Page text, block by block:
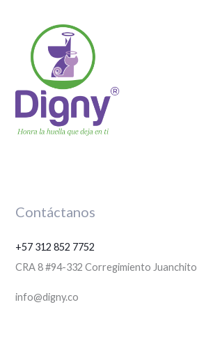
Contáctanos
+57 312 852 7752
CRA 8 #94-332 Corregimiento Juanchito
info@digny.co